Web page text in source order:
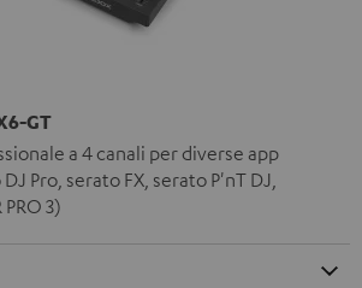
GT
a 4 canali per diverse app
Pro, serato FX, serato P'nT DJ,
3)